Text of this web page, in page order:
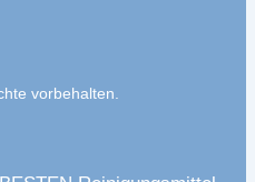
vorbehalten.